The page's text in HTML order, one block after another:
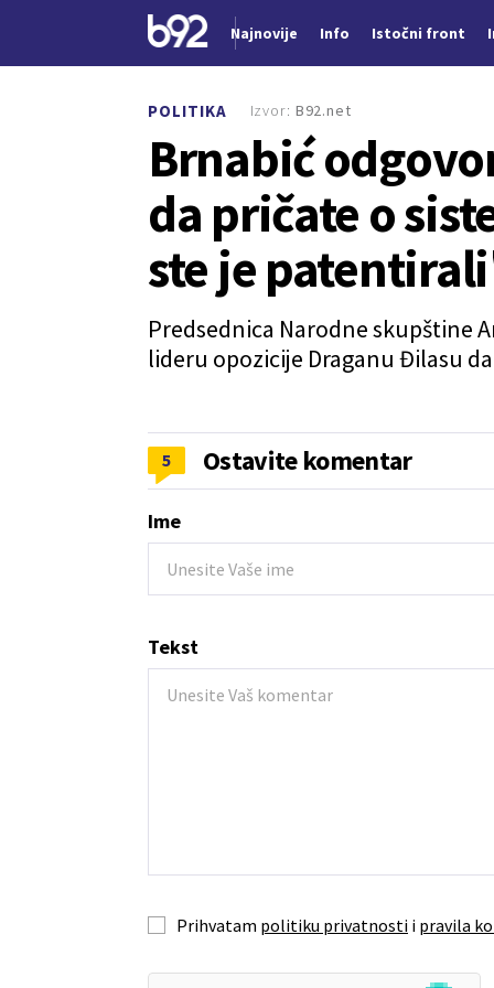
Najnovije Info Istočni front
POLITIKA
Brnabić
da pričate o
ste je
Predsednica Narodne skupštine
lideru opozicije Draganu Đilasu
Izvor: B92.net
5 Ostavite komentar
Ime
Tekst
Prihvatam politiku privatnosti i pravila